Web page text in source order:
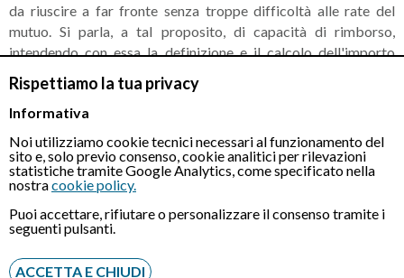
Rispettiamo la tua privacy
Informativa
Noi utilizziamo cookie tecnici necessari al funzionamento del
sito e, solo previo consenso, cookie analitici per rilevazioni
statistiche tramite Google Analytics, come specificato nella
nostracookie policy.
Puoi accettare, rifiutare o personalizzare il consenso tramite i
seguenti pulsanti.
ACCETTA E CHIUDI
da riuscire a far fronte senza troppe difficoltà alle rate del
mutuo. Si parla, a tal proposito, di capacità di rimborso,
intendendo con essa la definizione e il calcolo dell'importo
banche cercano di fare in modo che la rata mensile del
richiedente sia pari o inferiore ad 1/3 del reddito mensile netto
del mutuatario.
Le banche sono più propense a concedere un mutuo a soggetti
che hanno un contratto di lavoro a tempo indeterminato.
Questo, però, non vuol dire che le altre categorie professionali
siano automaticamente escluse dalla possibilità di accedere al
finanziamento.